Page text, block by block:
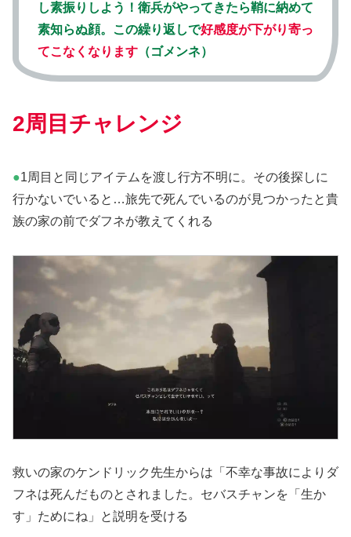
し素振りしよう！衛兵がやってきたら鞘に納めて
素知らぬ顔。この繰り返しで好感度が下がり寄っ
てこなくなります （ゴメンネ）
2周目チャレンジ
●1周目と同じアイテムを渡し行方不明に。その後探しに
行かないでいると…旅先で死んでいるのが見つかったと貴
族の家の前でダフネが教えてくれる
救いの家のケンドリック先生からは「不幸な事故によりダ
フネは死んだものとされました。セバスチャンを「生か
す」ためにね」と説明を受ける